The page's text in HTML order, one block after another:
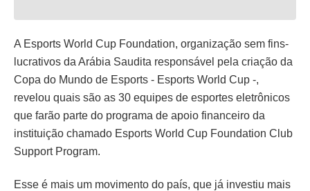
A Esports World Cup Foundation, organização sem fins-
lucrativos da Arábia Saudita responsável pela criação da
Copa do Mundo de Esports - Esports World Cup -,
revelou quais são as 30 equipes de esportes eletrônicos
que farão parte do programa de apoio financeiro da
instituição chamado Esports World Cup Foundation Club
Support Program.
Esse é mais um movimento do país, que já investiu mais